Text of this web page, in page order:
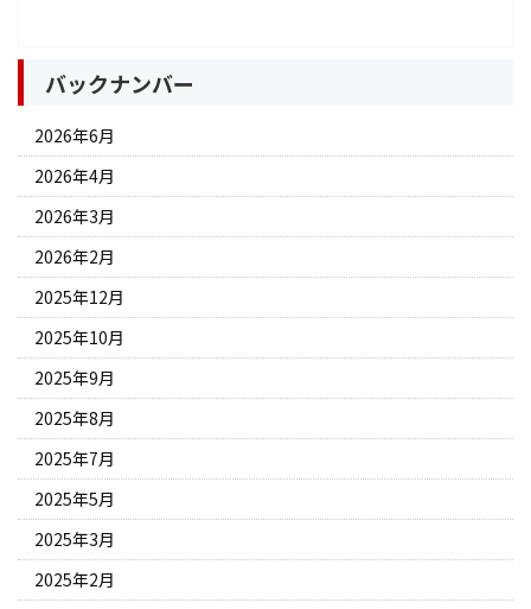
バックナンバー
2026年6月
2026年4月
2026年3月
2026年2月
2025年12月
2025年10月
2025年9月
2025年8月
2025年7月
2025年5月
2025年3月
2025年2月